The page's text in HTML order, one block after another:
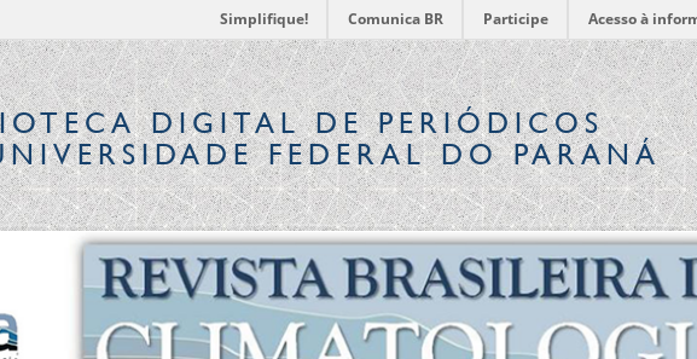
Simplifique! Comunica BR Participe Acesso à
DIGITALDE PERIÓDICOS
FEDERAL DO PARANÁ